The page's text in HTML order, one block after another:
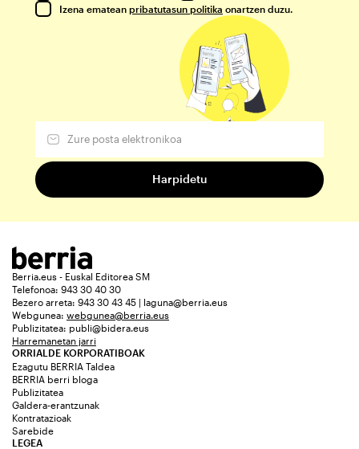
Izena ematean pribatutasun politika onartzen duzu.
Berria.eus - Euskal Editorea SM
Telefonoa: 943 30 40 30
Bezero arreta: 943 30 43 45 | laguna@berria.eus
Webgunea: webgunea@berria.eus
Publizitatea: publi@bidera.eus
Harremanetan jarri
ORRIALDE KORPORATIBOAK
Ezagutu BERRIA Taldea
BERRIA berri bloga
Publizitatea
Galdera-erantzunak
Kontratazioak
Sarebide
LEGEA